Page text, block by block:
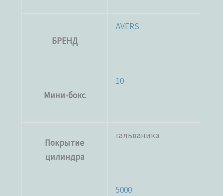
БРЕНД
AVERS
Мини-бокс
10
Покрытие
цилиндра
гальваника
5000